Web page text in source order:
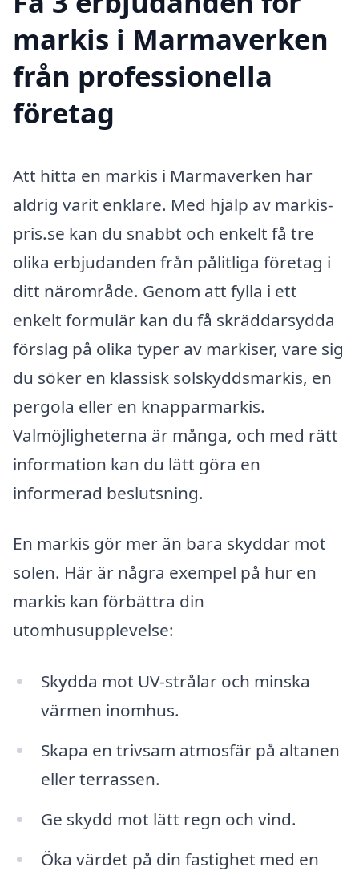
markis i Marmaverken
från professionella
företag
Att hitta en markis i Marmaverken har
aldrig varit enklare. Med hjälp av markis-
pris.se kan du snabbt och enkelt få tre
olika erbjudanden från pålitliga företag i
ditt närområde. Genom att fylla i ett
enkelt formulär kan du få skräddarsydda
förslag på olika typer av markiser, vare sig
du söker en klassisk solskyddsmarkis, en
pergola eller en knapparmarkis.
Valmöjligheterna är många, och med rätt
information kan du lätt göra en
informerad beslutsning.
En markis gör mer än bara skyddar mot
solen. Här är några exempel på hur en
markis kan förbättra din
utomhusupplevelse:
Skydda mot UV-strålar och minska
värmen inomhus.
Skapa en trivsam atmosfär på altanen
eller terrassen.
Ge skydd mot lätt regn och vind.
Öka värdet på din fastighet med en